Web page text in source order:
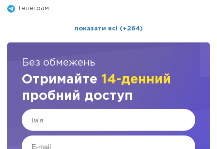
Телеграм
показати всі (+264)
Без обмежень
Отримайте 14-денний
пробний доступ